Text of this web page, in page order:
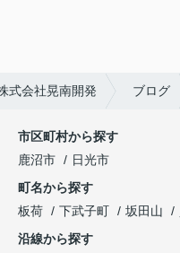
式会社晃南開発 ブログ
市区町村から探す
鹿沼市
日光市
町名から探す
板荷
下武子町 坂田山
沿線から探す